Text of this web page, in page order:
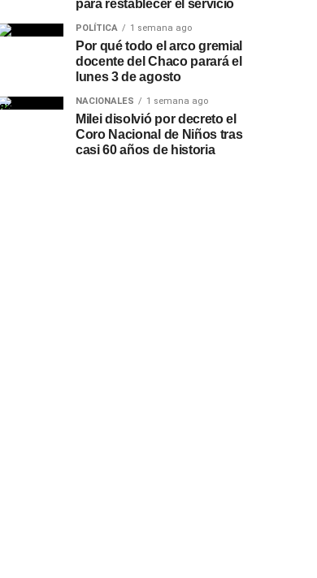
para restablecer el servicio
POLÍTICA 1 semana ago
Por qué todo el arco gremial
docente del Chaco parará el
lunes 3 de agosto
NACIONALES 1 semana ago
Milei disolvió por decreto el
Coro Nacional de Niños tras
casi 60 años de historia